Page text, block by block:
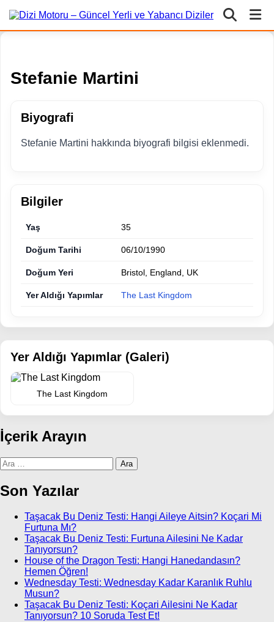
Stefanie Martini
Biyografi
Stefanie Martini hakkında biyografi bilgisi eklenmedi.
Bilgiler
Yaş 35
Doğum Tarihi 06/10/1990
Doğum Yeri Bristol, England, UK
Yer Aldığı Yapımlar The Last Kingdom
Yer Aldığı Yapımlar (Galeri)
The Last Kingdom
İçerik Arayın
Arama:
Son Yazılar
Taşacak Bu Deniz Testi: Hangi Aileye Aitsin? Koçari Mi
Furtuna Mı?
Taşacak Bu Deniz Testi: Furtuna Ailesini Ne Kadar
Tanıyorsun?
House of the Dragon Testi: Hangi Hanedandasın?
Hemen Öğren!
Wednesday Testi: Wednesday Kadar Karanlık Ruhlu
Musun?
Taşacak Bu Deniz Testi: Koçari Ailesini Ne Kadar
Tanıyorsun? 10 Soruda Test Et!